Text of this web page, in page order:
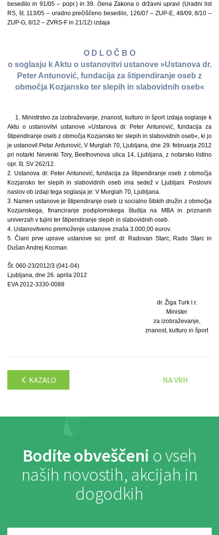
besedilo in 91/05 – popr.) in 39. člena Zakona o državni upravi (Uradni list
RS, št. 113/05 – uradno prečiščeno besedilo, 126/07 – ZUP-E, 48/09, 8/10 –
ZUP-G, 8/12 – ZVRS-F in 21/12) izdaja
O D L O Č B O
o soglasju k Aktu o ustanovitvi ustanove »Ustanova dr.
Peter Antunović, fundacija za štipendiranje oseb z
območja Kozjansko ter slepih in slabovidnih oseb«
1. Ministrstvo za izobraževanje, znanost, kulturo in šport izdaja soglasje k
Aktu o ustanovitvi ustanove »Ustanova dr. Peter Antunović, fundacija za
štipendiranje oseb z območja Kozjansko ter slepih in slabovidnih oseb«, ki jo
je ustanovil Petar Antunović, V Murglah 70, Ljubljana, dne 29. februarja 2012
pri notarki Nevenki Tory, Beethovnova ulica 14, Ljubljana, z notarsko listino
opr. št. SV 262/12.
2. Ustanova dr. Peter Antunović, fundacija za štipendiranje oseb z območja
Kozjansko ter slepih in slabovidnih oseb ima sedež v Ljubljani. Poslovni
naslov ob izdaji tega soglasja je: V Murglah 70, Ljubljana.
3. Namen ustanove je štipendiranje oseb iz socialno šibkih družin z območja
Kozjanskega, financiranje podiplomskega študija na MBA in priznanih
univerzah v tujini ter štipendiranje slepih in slabovidnih oseb.
4. Ustanovitveno premoženje ustanove znaša 3.000,00 eurov.
5. Člani prve uprave ustanove so: prof. dr. Radovan Starc, Rado Starc in
Dušan Andrej Kocman.
Št. 060-23/2012/3 (041-04)
Ljubljana, dne 26. aprila 2012
EVA 2012-3330-0088
dr. Žiga Turk l.r.
Minister
za izobraževanje,
znanost, kulturo in šport
KAZALO NA VRH
Bodite obveščeni o vseh
naših novostih, akcijah in
dogodkih